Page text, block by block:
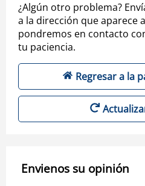
¿Algún otro problema?
a la dirección que aparece
pondremos en contacto
tu paciencia.
Regresar a la
Envienos su opinión